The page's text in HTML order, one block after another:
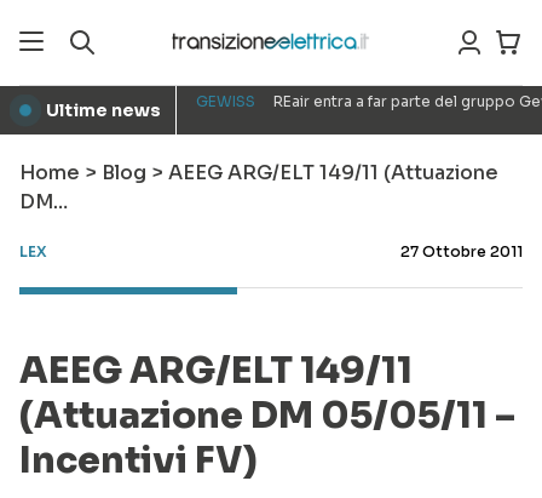
● Ultime news GEWISS REair entra a far parte del gruppo
Home > Blog > AEEG ARG/ELT 149/11 (Attuazione
DM…
LEX 27 Ottobre 2011
AEEG ARG/ELT 149/11
(Attuazione DM 05/05/11 –
Incentivi FV)